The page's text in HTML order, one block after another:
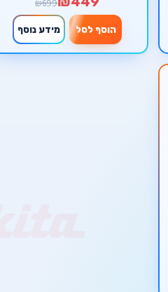
₪699
הוסף לסל מידע נוסף